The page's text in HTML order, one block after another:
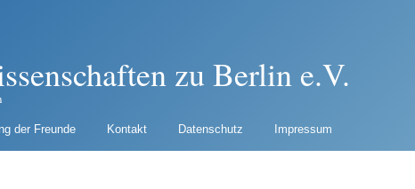
zu Berlin e.V.
der Freunde Kontakt Datenschutz Impressum